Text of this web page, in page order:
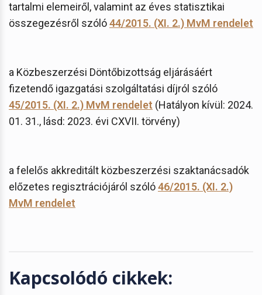
tartalmi elemeiről, valamint az éves statisztikai
összegezésről szóló44/2015. (XI. 2.) MvM rendelet
a Közbeszerzési Döntőbizottság eljárásáért
fizetendő igazgatási szolgáltatási díjról szóló
45/2015. (XI. 2.) MvM rendelet (Hatályon kívül: 2024.
01. 31., lásd: 2023. évi CXVII. törvény)
a felelős akkreditált közbeszerzési szaktanácsadók
előzetes regisztrációjáról szóló46/2015. (XI. 2.)
MvM rendelet
Kapcsolódó cikkek: